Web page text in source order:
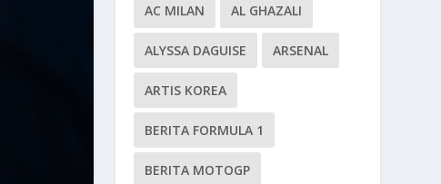
AC MILAN AL GHAZALI
ALYSSA DAGUISE ARSENAL
ARTIS KOREA
BERITA FORMULA 1
BERITA MOTOGP